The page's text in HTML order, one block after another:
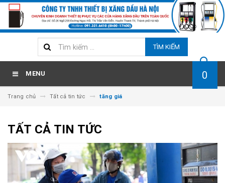
TÌM KIẾM
MENU 0
Trang chủ Tất cả tin tức tăng giá
TẤT CẢ TIN TỨC